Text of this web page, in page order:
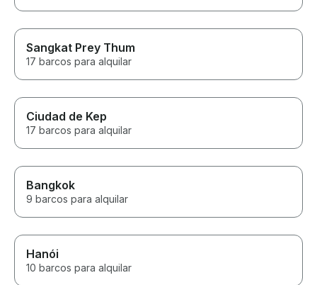
Sangkat Prey Thum
17 barcos para alquilar
Ciudad de Kep
17 barcos para alquilar
Bangkok
9 barcos para alquilar
Hanói
10 barcos para alquilar